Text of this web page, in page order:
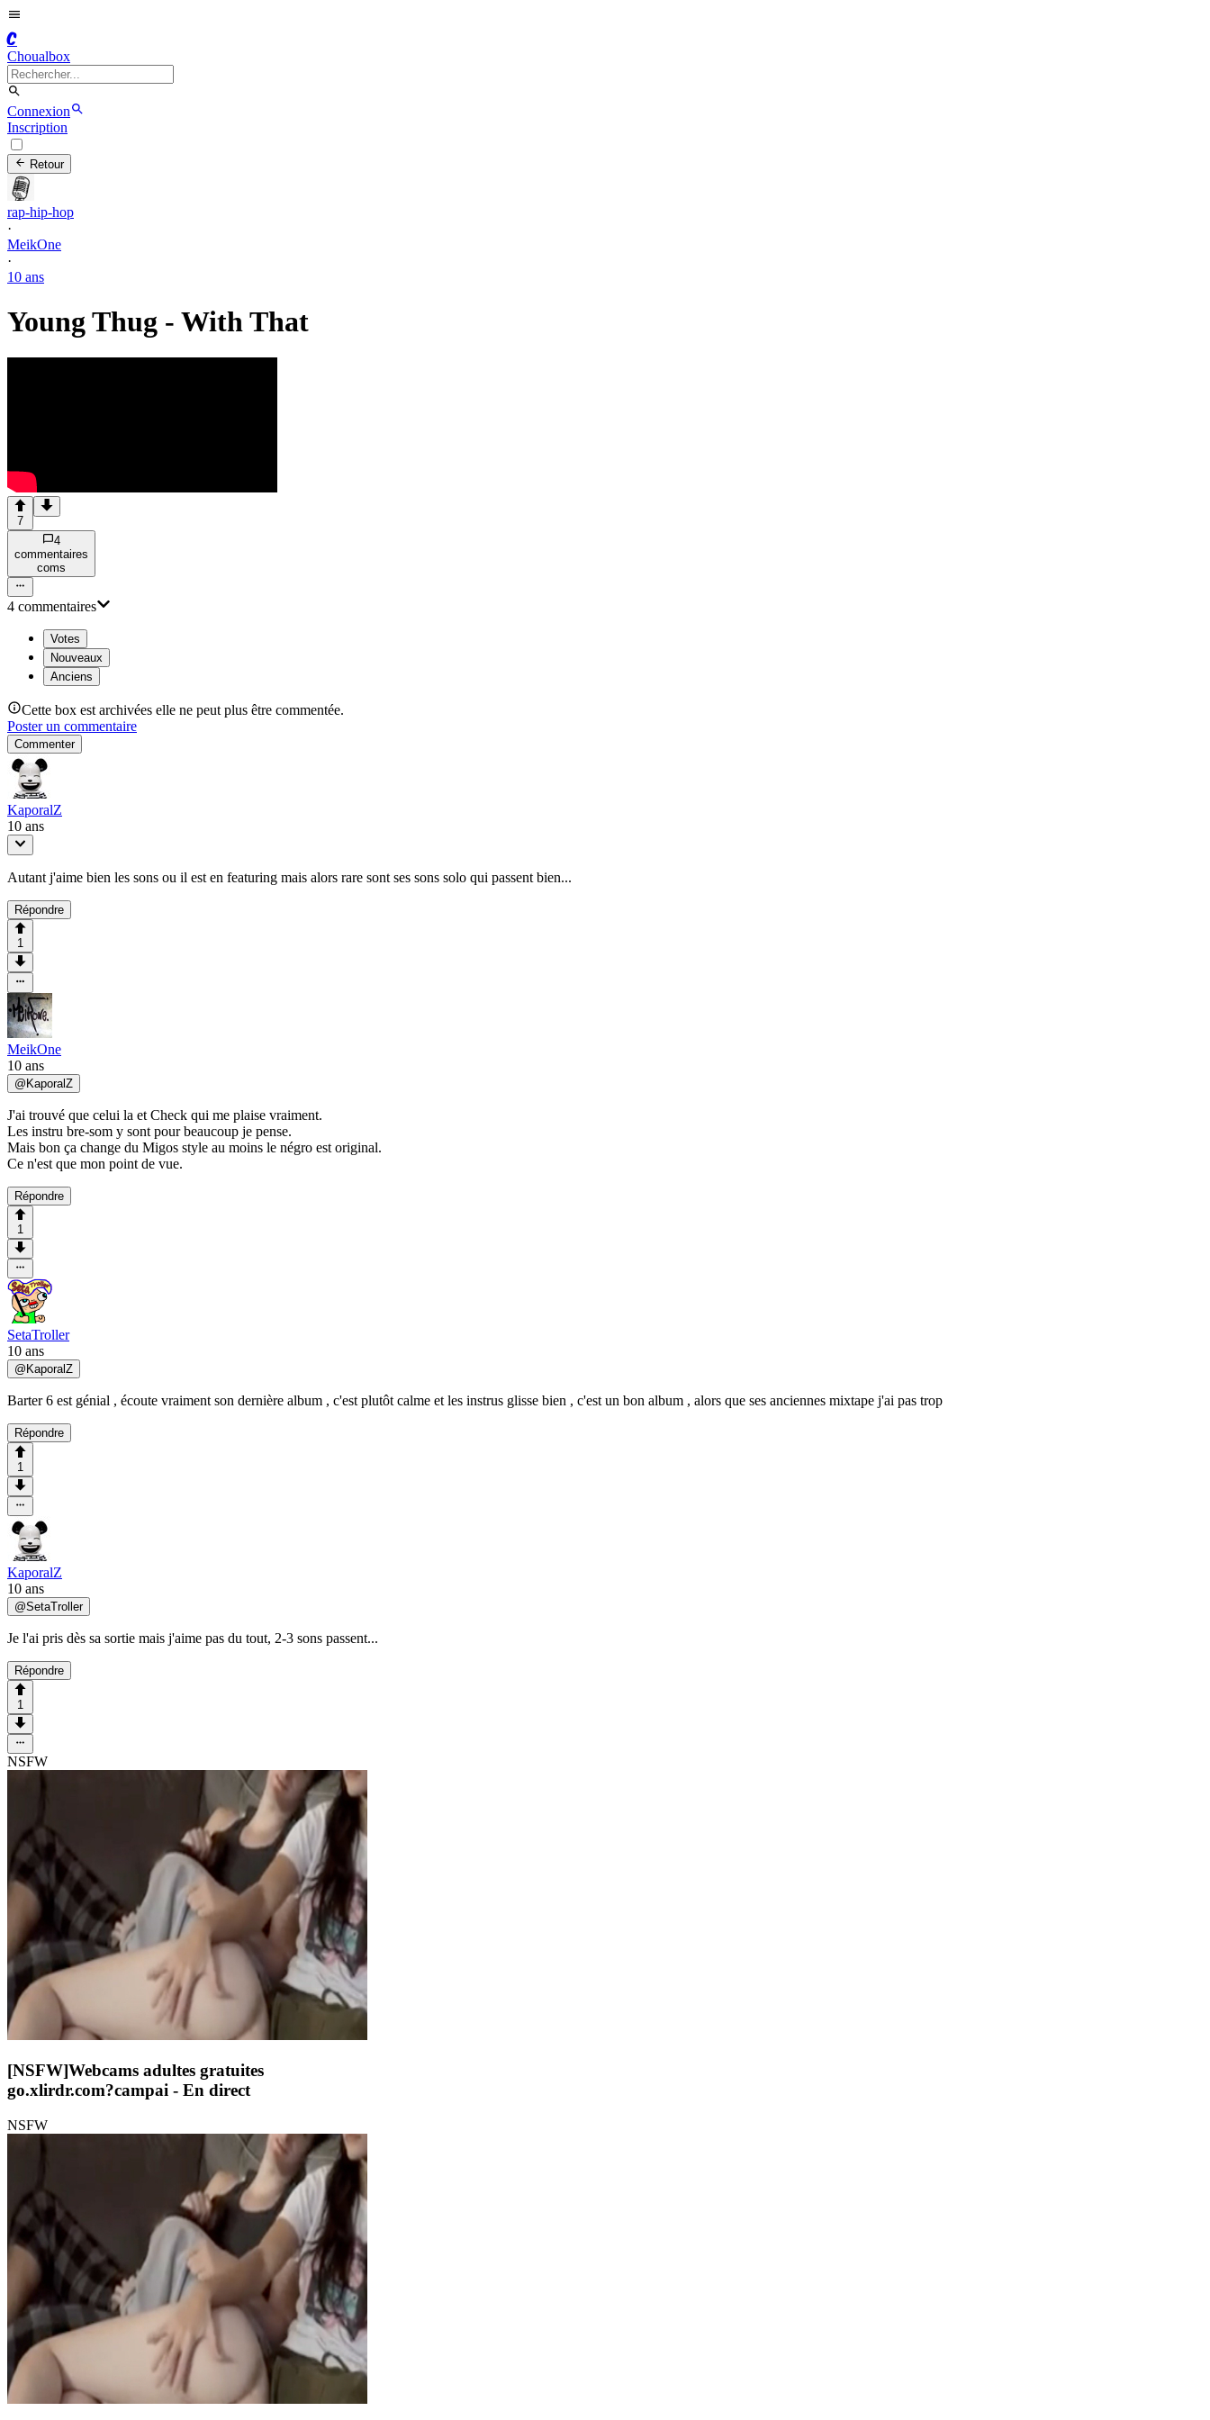
C
Choualbox
Connexion
Inscription
Retour
rap-hip-hop
·
MeikOne
·
10 ans
Young Thug - With That
7
4
commentaires
coms
4 commentaires
Votes
Nouveaux
Anciens
Cette box est archivées elle ne peut plus être commentée.
Poster un commentaire
Commenter
KaporalZ
10 ans
Autant j'aime bien les sons ou il est en featuring mais alors rare sont ses sons solo qui passent bien...
Répondre
1
MeikOne
10 ans
@KaporalZ
J'ai trouvé que celui la et Check qui me plaise vraiment.
Les instru bre-som y sont pour beaucoup je pense.
Mais bon ça change du Migos style au moins le négro est original.
Ce n'est que mon point de vue.
Répondre
1
SetaTroller
10 ans
@ KaporalZ
Barter 6 est génial , écoute vraiment son dernière album , c'est plutôt calme et les instrus glisse bien , c'est un bon album , alors que ses anciennes mixtape j'ai pas trop
Répondre
1
KaporalZ
10 ans
@SetaTroller
Je l'ai pris dès sa sortie mais j'aime pas du tout, 2-3 sons passent...
Répondre
1
NSFW
[NSFW]Webcams adultes gratuites
go.xlirdr.com?campai - En direct
NSFW